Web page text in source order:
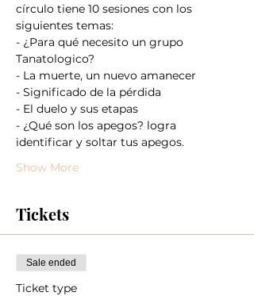
círculo tiene 10 sesiones con los
siguientes temas:
- ¿Para qué necesito un grupo
Tanatologico?
- La muerte, un nuevo amanecer
- Significado de la pérdida
- El duelo y sus etapas
- ¿Qué son los apegos? logra
identificar y soltar tus apegos.
Show More
Tickets
Sale ended
Ticket type